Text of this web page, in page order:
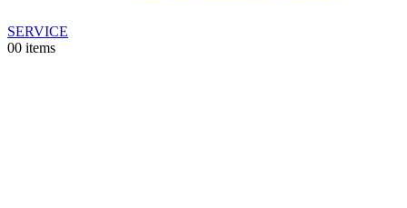
SERVICE
00 items